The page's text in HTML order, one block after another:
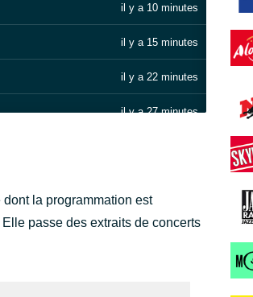
il y a 10 minutes
il y a 15 minutes
il y a 22 minutes
il y a 27 minutes
il y a 44 minutes
la programmation est
passe des extraits de concerts